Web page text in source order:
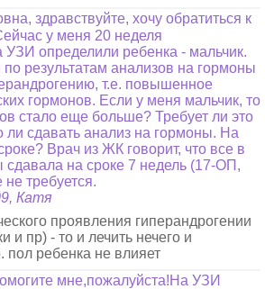
здравствуйте, хочу обратиться к
у меня 20 неделя
УЗИ определили ребенка - мальчик.
результатам анализов на гормоны
т.е. повышенное
гормонов. Если у меня мальчик, то
стало еще больше? Требует ли это
ли сдавать анализ на гормоны. На
Врач из ЖК говорит, что все в
сдавала на сроке 7 недель (17-ОП,
требуется.
Катя
проявления гиперандрогении
и пр) - то и лечить нечего и
пол ребенка не влияет
мне,пожалуйста!На УЗИ